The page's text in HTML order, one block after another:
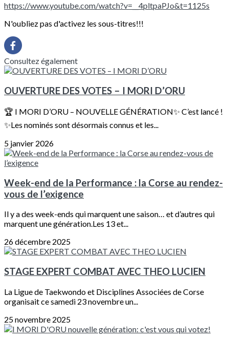
https://www.youtube.com/watch?v=__4pltpaPJo&t=1125s
N'oubliez pas d'activez les sous-titres!!!
Consultez également
OUVERTURE DES VOTES – I MORI D’ORU
🏆 I MORI D’ORU – NOUVELLE GÉNÉRATION✨ C’est lancé !
✨Les nominés sont désormais connus et les...
5 janvier 2026
Week-end de la Performance : la Corse au rendez-
vous de l’exigence
Il y a des week-ends qui marquent une saison… et d’autres qui
marquent une génération.Les 13 et...
26 décembre 2025
STAGE EXPERT COMBAT AVEC THEO LUCIEN
La Ligue de Taekwondo et Disciplines Associées de Corse
organisait ce samedi 23 novembre un...
25 novembre 2025